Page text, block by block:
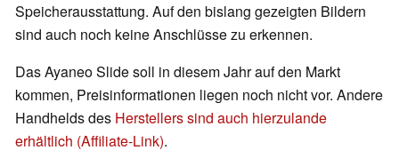
Speicherausstattung. Auf den bislang gezeigten Bildern
sind auch noch keine Anschlüsse zu erkennen.
Das Ayaneo Slide soll in diesem Jahr auf den Markt
kommen, Preisinformationen liegen noch nicht vor. Andere
Handhelds des Herstellers sind auch hierzulande
erhältlich (Affiliate-Link).